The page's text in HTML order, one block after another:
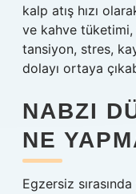
kalp atış hızı
ve kahve tüketimi,
tansiyon, stres,
dolayı ortaya
NABZI
NE
Egzersiz